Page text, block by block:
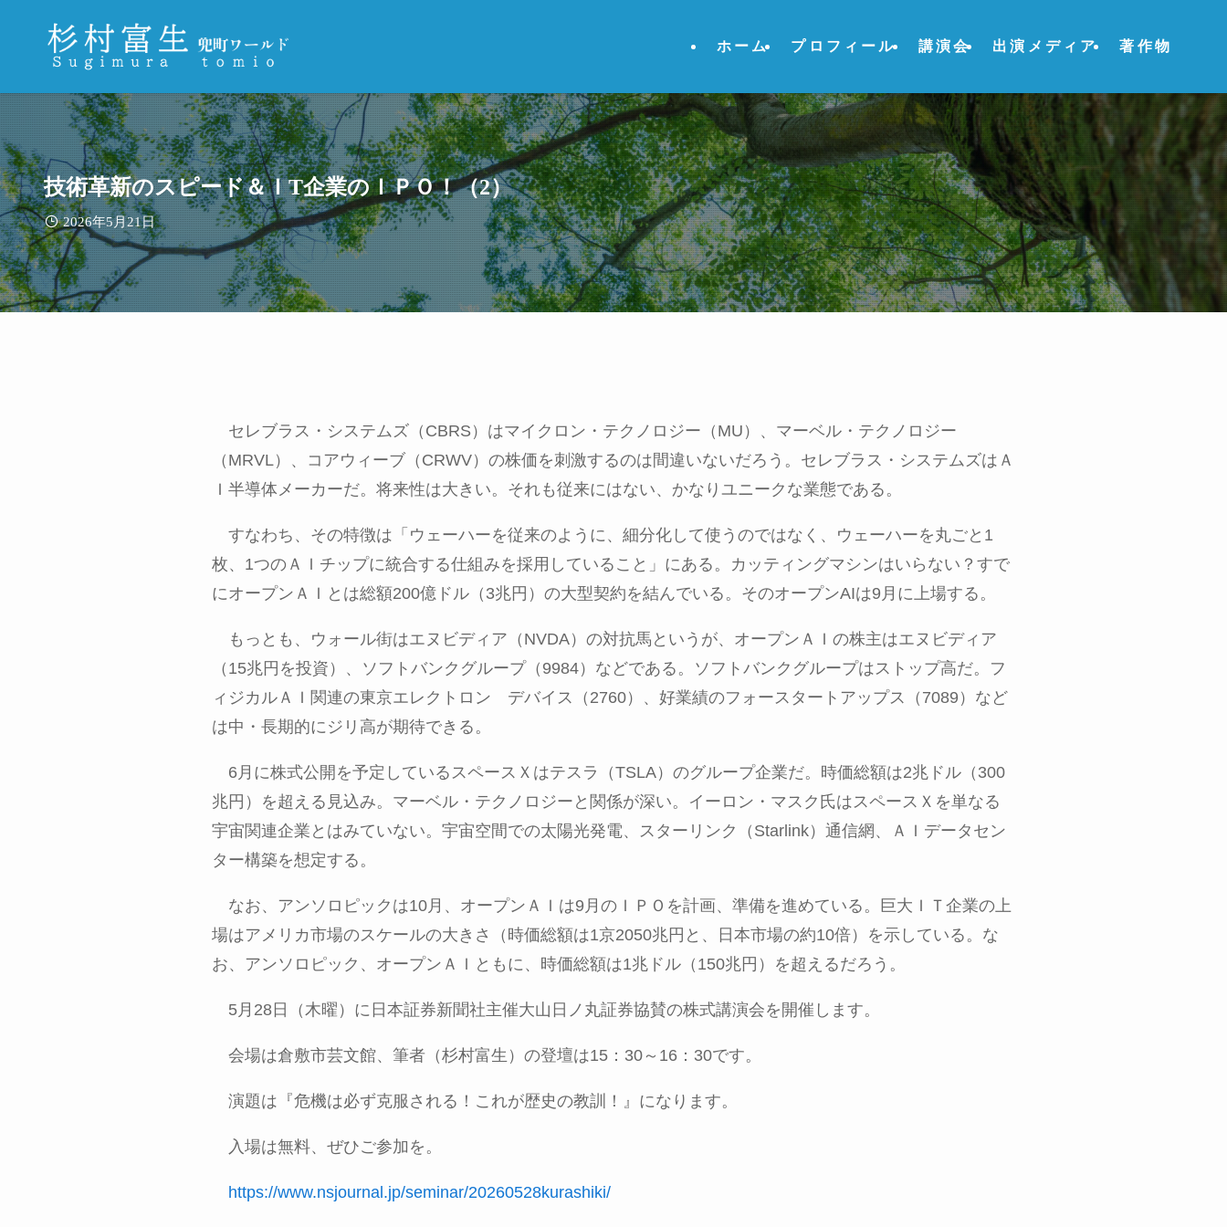
ホーム プロフィール 講演会 出演メディア 著作物
技術革新のスピード＆ＩT企業のＩＰＯ！（2）
2026年5月21日
セレブラス・システムズ（ CBRS ）はマイクロン・テクノロジー（ MU ）、マーベル・テクノロジー
（ MRVL）、コアウィーブ（ CRWV）の株価を刺激するのは間違いないだろう。セレブラス・システムズはＡ
Ｉ半導体メーカーだ。将来性は大きい。それも従来にはない、かなりユニークな業態である。
すなわち、その特徴は「ウェーハーを従来のように、細分化して使うのではなく、ウェーハーを丸ごと 1
枚、 1つのＡＩチップに統合する仕組みを採用していること」にある。カッティングマシンはいらない？すで
にオープンＡＩとは総額200億ドル（ 3兆円）の大型契約を結んでいる。そのオープンAIは9 月に上場する。
もっとも、ウォール街はエヌビディア（ NVDA）の対抗馬というが、オープンＡＩの株主はエヌビディア
（ 15兆円を投資）、ソフトバンクグループ（ 9984）などである。ソフトバンクグループはストップ高だ。フ
ィジカルＡＩ関連の東京エレクトロン デバイス（ 2760）、好業績のフォースタートアップス（ 7089 ）など
は中・長期的にジリ高が期待できる。
6月に株式公開を予定しているスペースＸはテスラ（TSLA）のグループ企業だ。時価総額は2兆ドル（ 300
兆円）を超える見込み。マーベル・テクノロジーと関係が深い。イーロン・マスク氏はスペースＸを単なる
宇宙関連企業とはみていない。宇宙空間での太陽光発電、スターリンク（ Starlink）通信網、ＡＩデータセン
ター構築を想定する。
なお、アンソロピックは10月、オープンＡＩは9 月のＩＰＯを計画、準備を進めている。巨大ＩＴ企業の上
場はアメリカ市場のスケールの大きさ（時価総額は1京2050兆円と、日本市場の約10倍）を示している。な
お、アンソロピック、オープンＡＩともに、時価総額は1兆ドル（ 150兆円）を超えるだろう。
5月 28 日（木曜）に日本証券新聞社主催大山日ノ丸証券協賛の株式講演会を開催します。
会場は倉敷市芸文館、筆者（杉村富生）の登壇は15 ： 30～ 16 ： 30です。
演題は『危機は必ず克服される！これが歴史の教訓！』になります。
入場は無料、ぜひご参加を。
https://www.nsjournal.jp/seminar/20260528kurashiki/